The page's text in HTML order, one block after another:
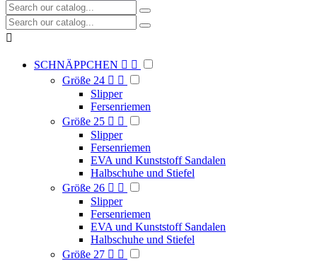

SCHNÄPPCHEN  
Größe 24  
Slipper
Fersenriemen
Größe 25  
Slipper
Fersenriemen
EVA und Kunststoff Sandalen
Halbschuhe und Stiefel
Größe 26  
Slipper
Fersenriemen
EVA und Kunststoff Sandalen
Halbschuhe und Stiefel
Größe 27  